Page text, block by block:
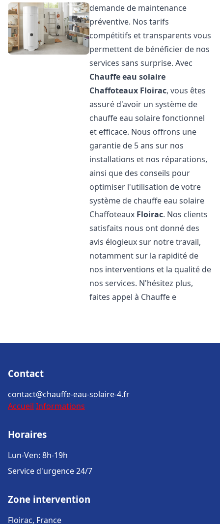
demande de maintenance
préventive. Nos tarifs
compétitifs et transparents vous
permettent de bénéficier de nos
services sans surprise. Avec
Chauffe eau solaire
Chaffoteaux Floirac, vous êtes
assuré d'avoir un système de
chauffe eau solaire fonctionnel
et efficace. Nous offrons une
garantie de 5 ans sur nos
installations et nos réparations,
ainsi que des conseils pour
optimiser l'utilisation de votre
système de chauffe eau solaire
Chaffoteaux Floirac. Nos clients
satisfaits nous ont donné des
avis élogieux sur notre travail,
notamment sur la rapidité de
nos interventions et la qualité de
nos services. N'hésitez plus,
faites appel à Chauffe e
Contact
contact@chauffe-eau-solaire-4.fr
Accueil Informations
Horaires
Lun-Ven: 8h-19h
Service d'urgence 24/7
Zone intervention
Floirac, France